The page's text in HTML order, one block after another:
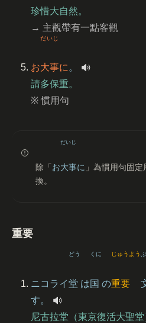
珍惜大自然。
→ 主觀帶有一點客觀
お大事
だいじ
に 。
請多保重。
※ 慣用句
除「 お大事
だいじ
に 」為慣用句固
換。
重要
ニコライ堂
どう
は国
くに
の重要
じゅうよう
す。
尼古拉堂（東京復活大聖